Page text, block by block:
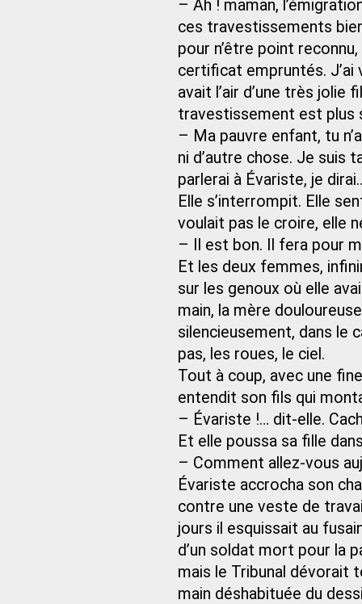
– Ah ! maman,
ces travestissements
pour n’être point
certificat empruntés. J’ai
avait l’air d’une très jolie
travestissement est plus
– Ma pauvre enfant, tu
ni d’autre chose. Je suis
parlerai à Évariste, je
Elle s’interrompit. Elle
voulait pas le croire, elle
– Il est bon. Il fera pour
Et les deux femmes,
sur les genoux où elle
main, la mère
silencieusement, dans le
pas, les roues, le ciel.
Tout à coup, avec une
entendit son fils qui
– Évariste !… dit-elle.
Et elle poussa sa fille
– Comment allez-vous
Évariste accrocha son
contre une veste de
jours il esquissait au
d’un soldat mort pour la
mais le Tribunal dévorait
main déshabituée du